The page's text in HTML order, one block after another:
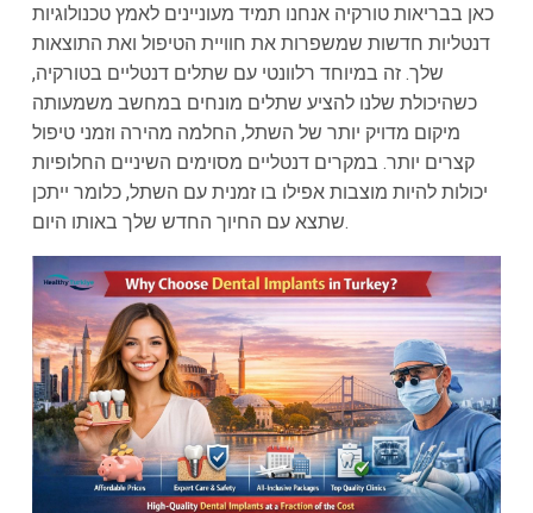
כאן בבריאות טורקיה אנחנו תמיד מעוניינים לאמץ טכנולוגיות
דנטליות חדשות שמשפרות את חוויית הטיפול ואת התוצאות
שלך. זה במיוחד רלוונטי עם שתלים דנטליים בטורקיה,
כשהיכולת שלנו להציע שתלים מונחים במחשב משמעותה
מיקום מדויק יותר של השתל, החלמה מהירה וזמני טיפול
קצרים יותר. במקרים דנטליים מסוימים השיניים החלופיות
יכולות להיות מוצבות אפילו בו זמנית עם השתל, כלומר ייתכן
שתצא עם החיוך החדש שלך באותו היום.